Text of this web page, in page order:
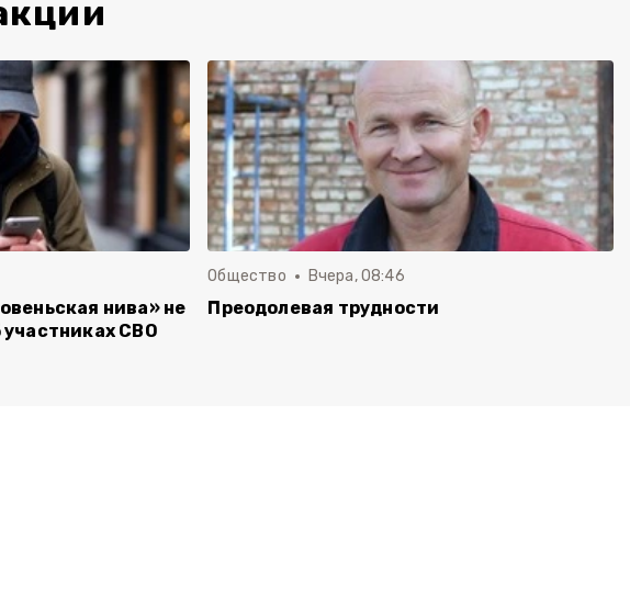
нива» не
СВО
Общество Вчера, 08:46
Преодолевая трудности